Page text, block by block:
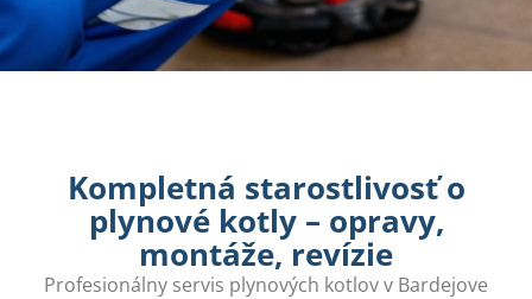
Kompletná starostlivosť o
plynové kotly – opravy,
montáže, revízie
Profesionálny servis plynových kotlov v Bardejove